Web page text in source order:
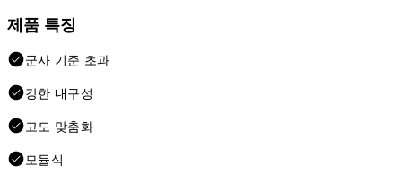
제품 특징
군사 기준 초과
강한 내구성
고도 맞춤화
모듈식